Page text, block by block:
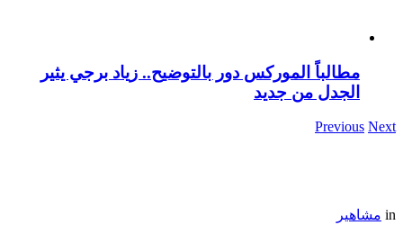
مطالباً الموركس دور بالتوضيح.. زياد برجي يثير
الجدل من جديد
Previous Next
in مشاهير